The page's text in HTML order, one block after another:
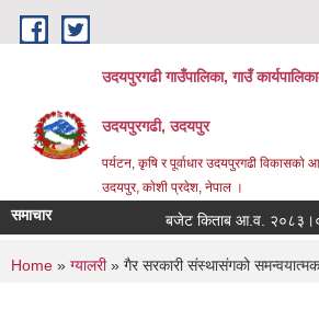
Skip to main content
उदयपुरगढी गाउँपालिका, गाउँ
उदयपुरगढी, उदयपुर
पर्यटन, कृषि र पूर्वाधार उदयपुरगढी विकासकाे
उदयपुर, काेशी प्रदेश, नेपाल ।
समाचार बजेट किताब आ.व. २०८३।०८४
You are here
Home » ग्यालरी» गैर सरकारी संस्थासंगको